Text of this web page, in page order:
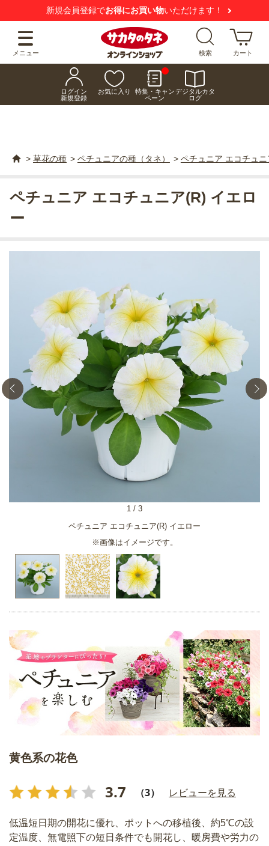
【注意喚起】悪質な偽サイトにご注意ください
メニュー 検索 カート
ログイン
新規登録
お気に入り
特集・キャン
ペーン
デジタルカタ
ログ
> 草花の種 > ペチュニアの種（タネ） > ペチュニア エコチュ
ペチュニア エコチュニア(R) イエロー
※画像はイメージです。
1 / 3
ペチュニア エコチュニア(R) イエロ
ー
黄色系の花色
3.7 （3） レビューを見る
低温短日期の開花に優れ、ポットへの移植後、約5℃の設
定温度、無電照下の短日条件でも開花し、暖房費や労力の